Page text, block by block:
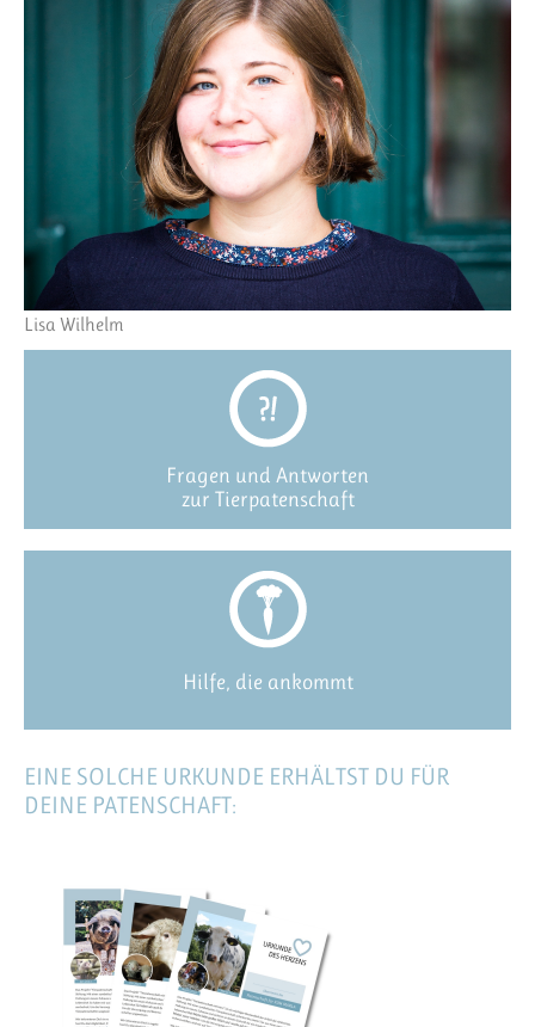
Lisa Wilhelm
Fragen und Antworten
zur Tierpatenschaft
Hilfe, die ankommt
EINE SOLCHE URKUNDE ERHÄLTST DU FÜR
DEINE PATENSCHAFT: